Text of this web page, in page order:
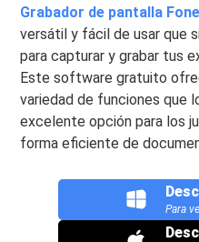
Grabador de pantalla
versátil y fácil de usar que
para capturar y grabar tus
Este software gratuito
variedad de funciones que
excelente opción para los
forma eficiente de
Para